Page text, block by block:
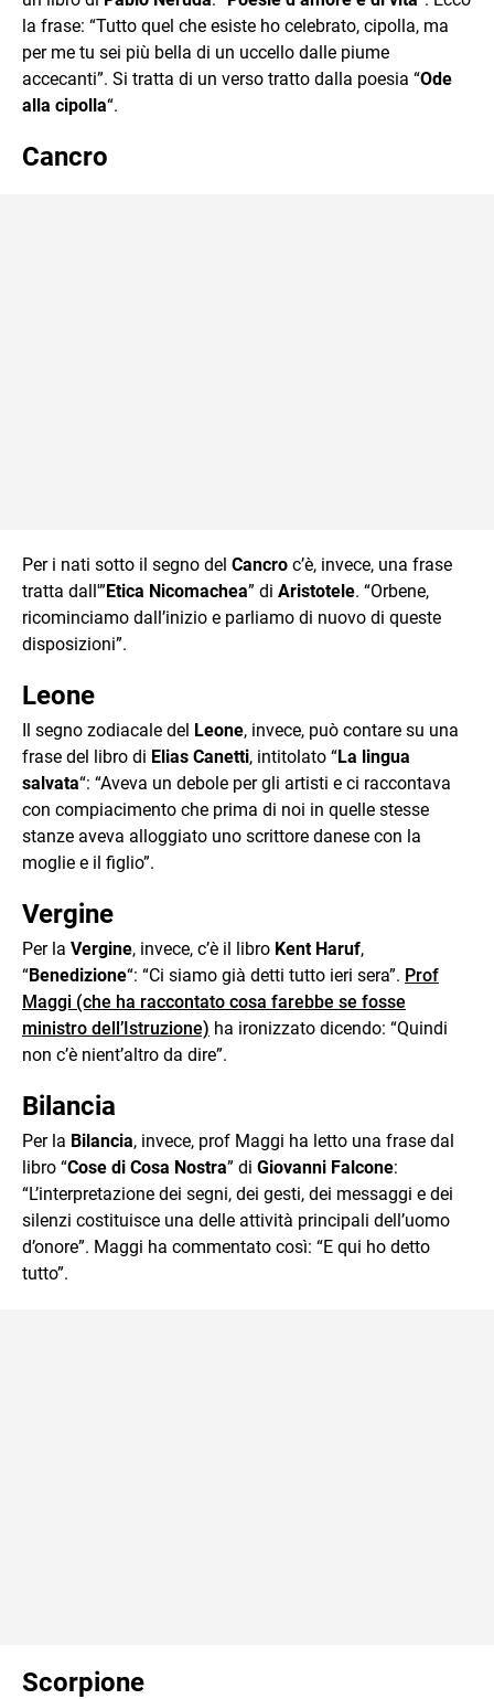
la frase: “Tutto quel che esiste ho celebrato, cipolla, ma
per me tu sei più bella di un uccello dalle piume
accecanti”. Si tratta di un verso tratto dalla poesia “Ode
alla cipolla“.
Cancro
Per i nati sotto il segno del Cancro c’è, invece, una frase
tratta dall'”Etica Nicomachea” di Aristotele. “Orbene,
ricominciamo dall’inizio e parliamo di nuovo di queste
disposizioni”.
Leone
Il segno zodiacale del Leone, invece, può contare su una
frase del libro di Elias Canetti, intitolato “La lingua
salvata“: “Aveva un debole per gli artisti e ci raccontava
con compiacimento che prima di noi in quelle stesse
stanze aveva alloggiato uno scrittore danese con la
moglie e il figlio”.
Vergine
Per la Vergine, invece, c’è il libro Kent Haruf,
“Benedizione“: “Ci siamo già detti tutto ieri sera”. Prof
Maggi (che ha raccontato cosa farebbe se fosse
ministro dell’Istruzione) ha ironizzato dicendo: “Quindi
non c’è nient’altro da dire”.
Bilancia
Per la Bilancia, invece, prof Maggi ha letto una frase dal
libro “Cose di Cosa Nostra” di Giovanni Falcone:
“L’interpretazione dei segni, dei gesti, dei messaggi e dei
silenzi costituisce una delle attività principali dell’uomo
d’onore”. Maggi ha commentato così: “E qui ho detto
tutto”.
Scorpione